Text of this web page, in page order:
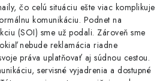
čo celú situáciu ešte viac komplikuje
komunikáciu. Podnet na
(SOI) sme už podali. Zároveň sme
nebude reklamácia riadne
práva uplatňovať aj súdnou cestou.
servisné vyjadrenia a dostupné